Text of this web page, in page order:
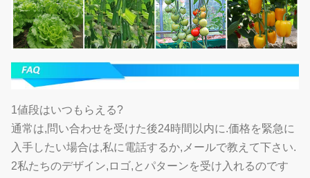
1値段はいつもらえる?
通常は,問い合わせを受けた後24時間以内に.価格を緊急に
入手したい場合は,私に電話するか,メールで教えて下さい.
2私たちのデザイン,ロゴ,とパターンを受け入れるのです